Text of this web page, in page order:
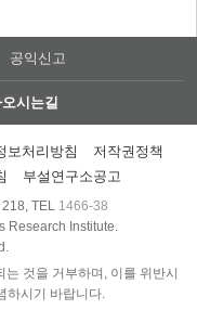
공익신고
시는길
보처리방침
저작권정책
부설연구소공고
TEL 1466-38
Research Institute.
것을 거부하며, 이를 위반시
하시기 바랍니다.